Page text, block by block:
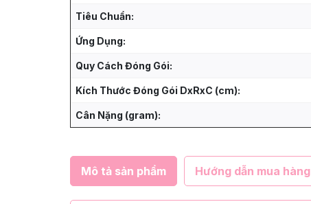
Tiêu Chuẩn:
Ứng Dụng:
Quy Cách Đóng Gói:
Kích Thước Đóng Gói DxRxC (cm):
Cân Nặng (gram):
Mô tả sản phẩm Hướng dẫn mua hàng